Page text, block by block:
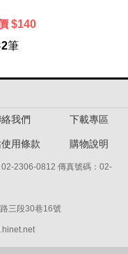
$140
2筆
我們 下載專區
用條款 購物說明
2306-0812 傳真號碼：02-
三段30巷16號